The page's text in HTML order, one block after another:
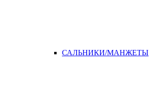
САЛЬНИКИ/МАНЖЕТЫ